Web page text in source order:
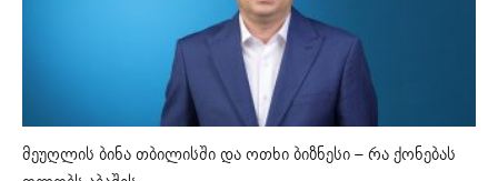
მეუღლის ბინა თბილისში და ოთხი ბიზნესი – რა ქონებას